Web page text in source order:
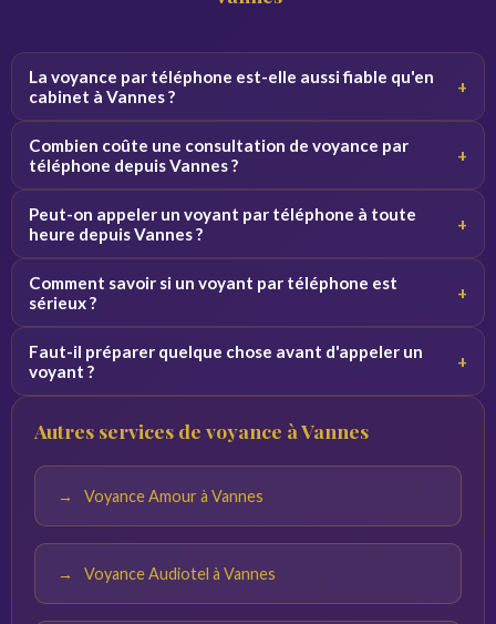
La voyance par téléphone est-elle aussi fiable qu'en
cabinet à Vannes ?
+
Par téléphone, le voyant se concentre sur votre voix et
Combien coûte une consultation de voyance par
téléphone depuis Vannes ?
+
voyant. Des premières minutes sont souvent offertes
Peut-on appeler un voyant par téléphone à toute
heure depuis Vannes ?
+
pouvez appeler de jour comme de nuit depuis Vannes et
Comment savoir si un voyant par téléphone est
sérieux ?
+
du voyant sur la plateforme. Profitez des minutes
Faut-il préparer quelque chose avant d'appeler un
voyant ?
+
calme. Plus vos questions sont précises, plus les réponses
Autres services de voyance à Vannes
Voyance Amour à Vannes
Voyance Audiotel à Vannes